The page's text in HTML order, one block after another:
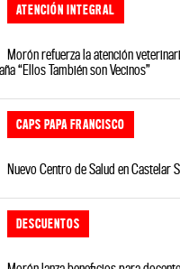
ATENCIÓN INTEGRAL
Morón refuerza la atención
“Ellos También son Vecinos”
CAPS PAPA FRANCISCO
Nuevo Centro de Salud en Castelar
DESCUENTOS